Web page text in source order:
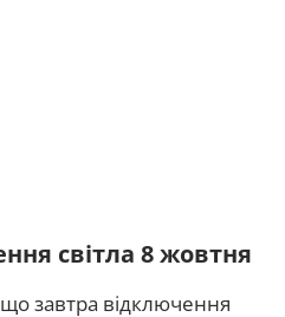
світла 8 жовтня
завтра відключення